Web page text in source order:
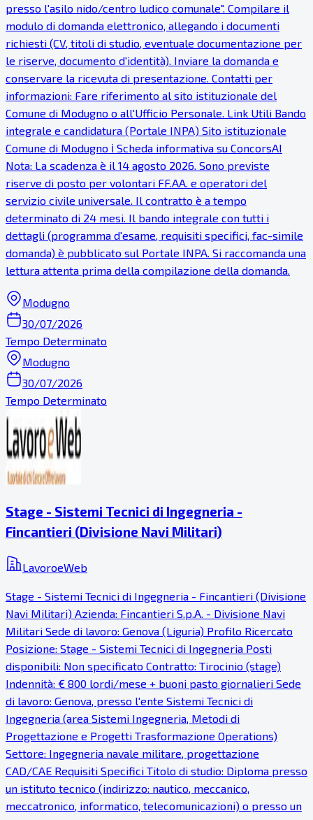
presso l'asilo nido/centro ludico comunale". Compilare il
modulo di domanda elettronico, allegando i documenti
richiesti (CV, titoli di studio, eventuale documentazione per
le riserve, documento d'identità). Inviare la domanda e
conservare la ricevuta di presentazione. Contatti per
informazioni: Fare riferimento al sito istituzionale del
Comune di Modugno o all'Ufficio Personale. Link Utili Bando
integrale e candidatura (Portale INPA) Sito istituzionale
Comune di Modugno ℹ Scheda informativa su ConcorsAI
Nota: La scadenza è il 14 agosto 2026. Sono previste
riserve di posto per volontari FF.AA. e operatori del
servizio civile universale. Il contratto è a tempo
determinato di 24 mesi. Il bando integrale con tutti i
dettagli (programma d'esame, requisiti specifici, fac-simile
domanda) è pubblicato sul Portale INPA. Si raccomanda una
lettura attenta prima della compilazione della domanda.
Modugno
30/07/2026
Tempo Determinato
Modugno
30/07/2026
Tempo Determinato
Stage - Sistemi Tecnici di Ingegneria -
Fincantieri (Divisione Navi Militari)
LavoroeWeb
Stage - Sistemi Tecnici di Ingegneria - Fincantieri (Divisione
Navi Militari) Azienda: Fincantieri S.p.A. - Divisione Navi
Militari Sede di lavoro: Genova (Liguria) Profilo Ricercato
Posizione: Stage - Sistemi Tecnici di Ingegneria Posti
disponibili: Non specificato Contratto: Tirocinio (stage)
Indennità: € 800 lordi/mese + buoni pasto giornalieri Sede
di lavoro: Genova, presso l'ente Sistemi Tecnici di
Ingegneria (area Sistemi Ingegneria, Metodi di
Progettazione e Progetti Trasformazione Operations)
Settore: Ingegneria navale militare, progettazione
CAD/CAE Requisiti Specifici Titolo di studio: Diploma presso
un istituto tecnico (indirizzo: nautico, meccanico,
meccatronico, informatico, telecomunicazioni) o presso un